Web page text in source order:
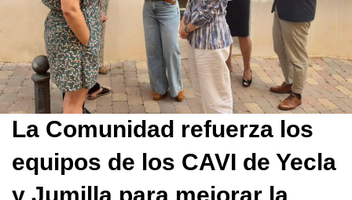
La Comunidad refuerza los
equipos de los CAVI de Yecla